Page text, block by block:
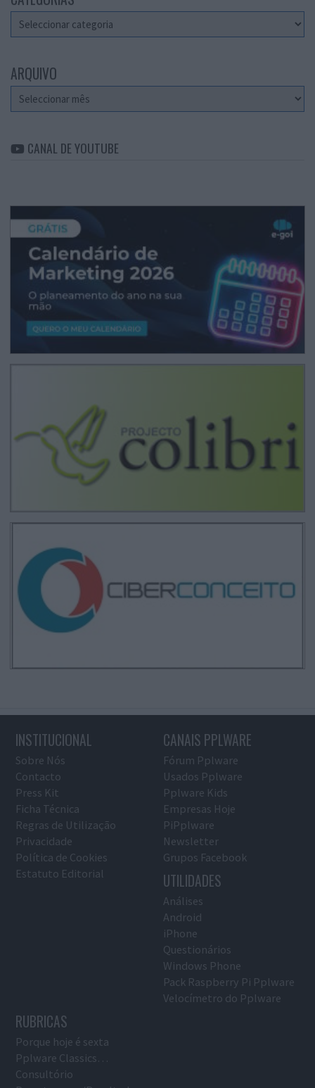
Categorias
ARQUIVO
Arquivo
CANAL DE YOUTUBE
INSTITUCIONAL
Sobre Nós
Contacto
Press Kit
Ficha Técnica
Regras de Utilização
Privacidade
Política de Cookies
Estatuto Editorial
CANAIS PPLWARE
Fórum Pplware
Usados Pplware
Pplware Kids
Empresas Hoje
PiPplware
Newsletter
Grupos Facebook
UTILIDADES
Análises
Android
iPhone
Questionários
Windows Phone
Pack Raspberry Pi Pplware
Velocímetro do Pplware
RUBRICAS
Porque hoje é sexta
Pplware Classics…
Consultório